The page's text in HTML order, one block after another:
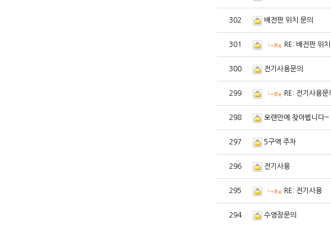
302 배전판 위치 문의
301 RE: 배전판 위
300 전기사용문의
299 RE: 전기사용문
298 오랜만에 찾아뵙니다~
297 5구역 주차
296 전기사용
295 RE: 전기사용
294 수영장문의